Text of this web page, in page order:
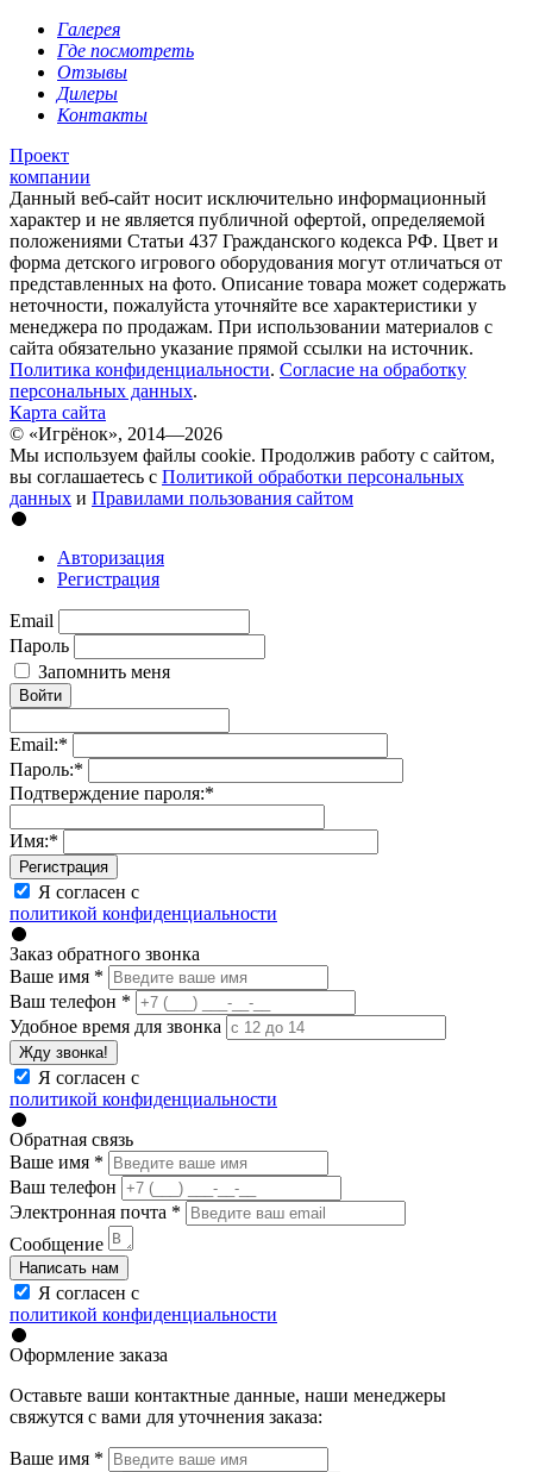
Галерея
Где посмотреть
Отзывы
Дилеры
Контакты
Проект
компании
Данный веб-сайт носит исключительно информационный
характер и не является публичной офертой, определяемой
положениями Статьи 437 Гражданского кодекса РФ. Цвет и
форма детского игрового оборудования могут отличаться от
представленных на фото. Описание товара может содержать
неточности, пожалуйста уточняйте все характеристики у
менеджера по продажам. При использовании материалов с
сайта обязательно указание прямой ссылки на источник.
Политика конфиденциальности. Согласие на обработку
персональных данных.
Карта сайта
© «Игрёнок», 2014—2026
Мы используем файлы cookie. Продолжив работу с сайтом,
вы соглашаетесь с Политикой обработки персональных
данных и Правилами пользования сайтом
Авторизация
Регистрация
Email
Пароль
Запомнить меня
Войти
Email:*
Пароль:*
Подтверждение пароля:*
Имя:*
Регистрация
Я согласен с
политикой конфиденциальности
Заказ обратного звонка
Ваше имя *
Ваш телефон *
Удобное время для звонка
Жду звонка!
Я согласен с
политикой конфиденциальности
Обратная связь
Ваше имя *
Ваш телефон
Электронная почта *
Сообщение
Написать нам
Я согласен с
политикой конфиденциальности
Оформление заказа
Оставьте ваши контактные данные, наши менеджеры
свяжутся с вами для уточнения заказа:
Ваше имя *